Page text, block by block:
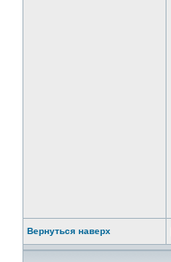
Вернуться наверх